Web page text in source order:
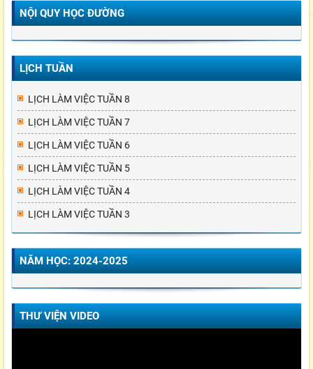
NỘI QUY HỌC ĐƯỜNG
LỊCH TUẦN
LỊCH LÀM VIỆC TUẦN 8
LỊCH LÀM VIỆC TUẦN 7
LỊCH LÀM VIỆC TUẦN 6
LỊCH LÀM VIỆC TUẦN 5
LỊCH LÀM VIỆC TUẦN 4
LỊCH LÀM VIỆC TUẦN 3
NĂM HỌC: 2024-2025
THƯ VIỆN VIDEO